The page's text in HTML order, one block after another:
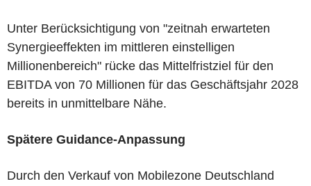
Unter Berücksichtigung von "zeitnah erwarteten
Synergieeffekten im mittleren einstelligen
Millionenbereich" rücke das Mittelfristziel für den
EBITDA von 70 Millionen für das Geschäftsjahr 2028
bereits in unmittelbare Nähe.
Spätere Guidance-Anpassung
Durch den Verkauf von Mobilezone Deutschland